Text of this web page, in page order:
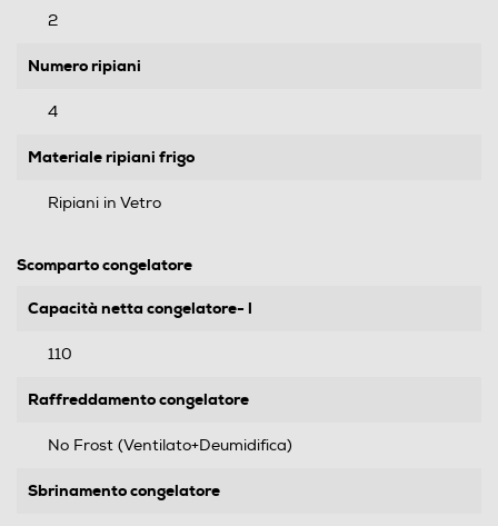
2
Numero ripiani
4
Materiale ripiani frigo
Ripiani in Vetro
Scomparto congelatore
Capacità netta congelatore- l
110
Raffreddamento congelatore
No Frost (Ventilato+Deumidifica)
Sbrinamento congelatore